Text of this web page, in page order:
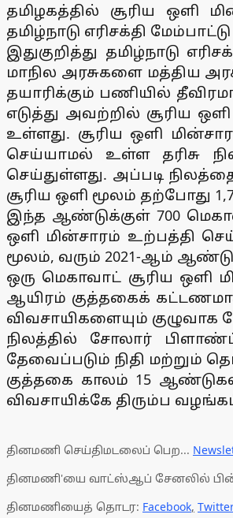
தமிழகத்தில் சூரிய ஒளி
தமிழ்நாடு எரிசக்தி
இதுகுறித்து தமிழ்நாடு
மாநில அரசுகளை மத்திய
தயாரிக்கும் பணியில்
எடுத்து அவற்றில் சூரிய
உள்ளது. சூரிய ஒளி
செய்யாமல் உள்ள தரிசு
செய்துள்ளது. அப்படி
சூரிய ஒளி மூலம்
இந்த ஆண்டுக்குள் 700
ஒளி மின்சாரம் உற்பத்தி
மூலம், வரும் 2021-ஆம்
ஒரு மெகாவாட் சூரிய ஒளி
ஆயிரம் குத்தகைக்
விவசாயிகளையும் குழுவாக
நிலத்தில் சோலார்
தேவைப்படும் நிதி மற்றும்
குத்தகை காலம் 15
விவசாயிக்கே திரும்ப
தினமணி செய்திமடலைப் பெற...
தினமணி'யை வாட்ஸ்ஆப் சேனலில்
தினமணியைத் தொடர: Facebook, Twitter